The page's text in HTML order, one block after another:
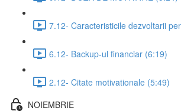
7.12- Caracteristicile dezvoltarii
6.12- Backup-ul financiar (6:19)
2.12- Citate motivationale (5:49)
NOIEMBRIE